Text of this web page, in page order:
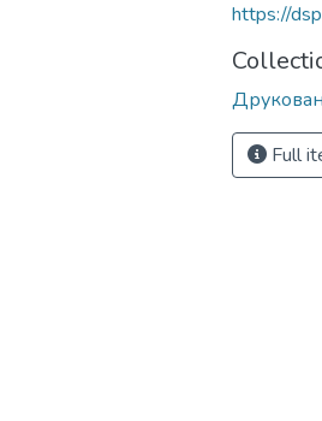
https://
Full